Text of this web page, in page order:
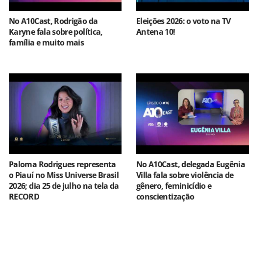
No A10Cast, Rodrigão da
Karyne fala sobre política,
família e muito mais
Eleições 2026: o voto na TV
Antena 10!
Paloma Rodrigues representa
o Piauí no Miss Universe Brasil
2026; dia 25 de julho na tela da
RECORD
No A10Cast, delegada Eugênia
Villa fala sobre violência de
gênero, feminicídio e
conscientização